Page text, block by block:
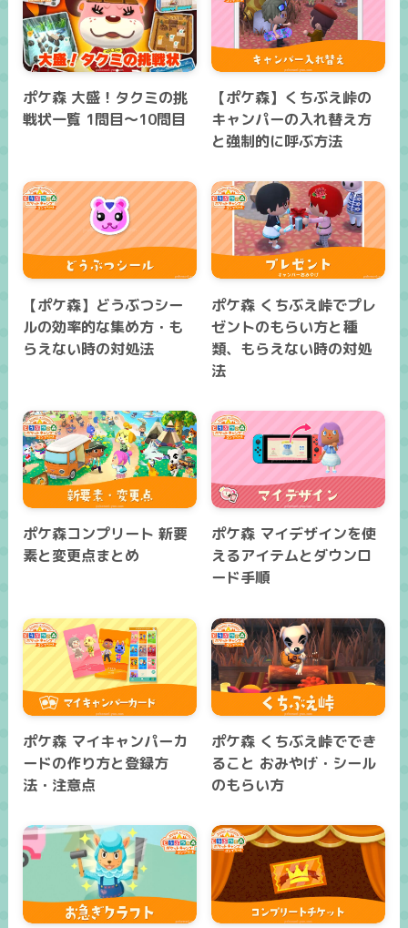
ポケ森 大盛！タクミの挑
戦状一覧 1問目～10問目
【ポケ森】くちぶえ峠の
キャンパーの入れ替え方
と強制的に呼ぶ方法
【ポケ森】どうぶつシー
ルの効率的な集め方・も
らえない時の対処法
ポケ森 くちぶえ峠でプレ
ゼントのもらい方と種
類、もらえない時の対処
法
ポケ森コンプリート 新要
素と変更点まとめ
ポケ森 マイデザインを使
えるアイテムとダウンロ
ード手順
ポケ森 マイキャンパーカ
ードの作り方と登録方
法・注意点
ポケ森 くちぶえ峠ででき
ること おみやげ・シール
のもらい方